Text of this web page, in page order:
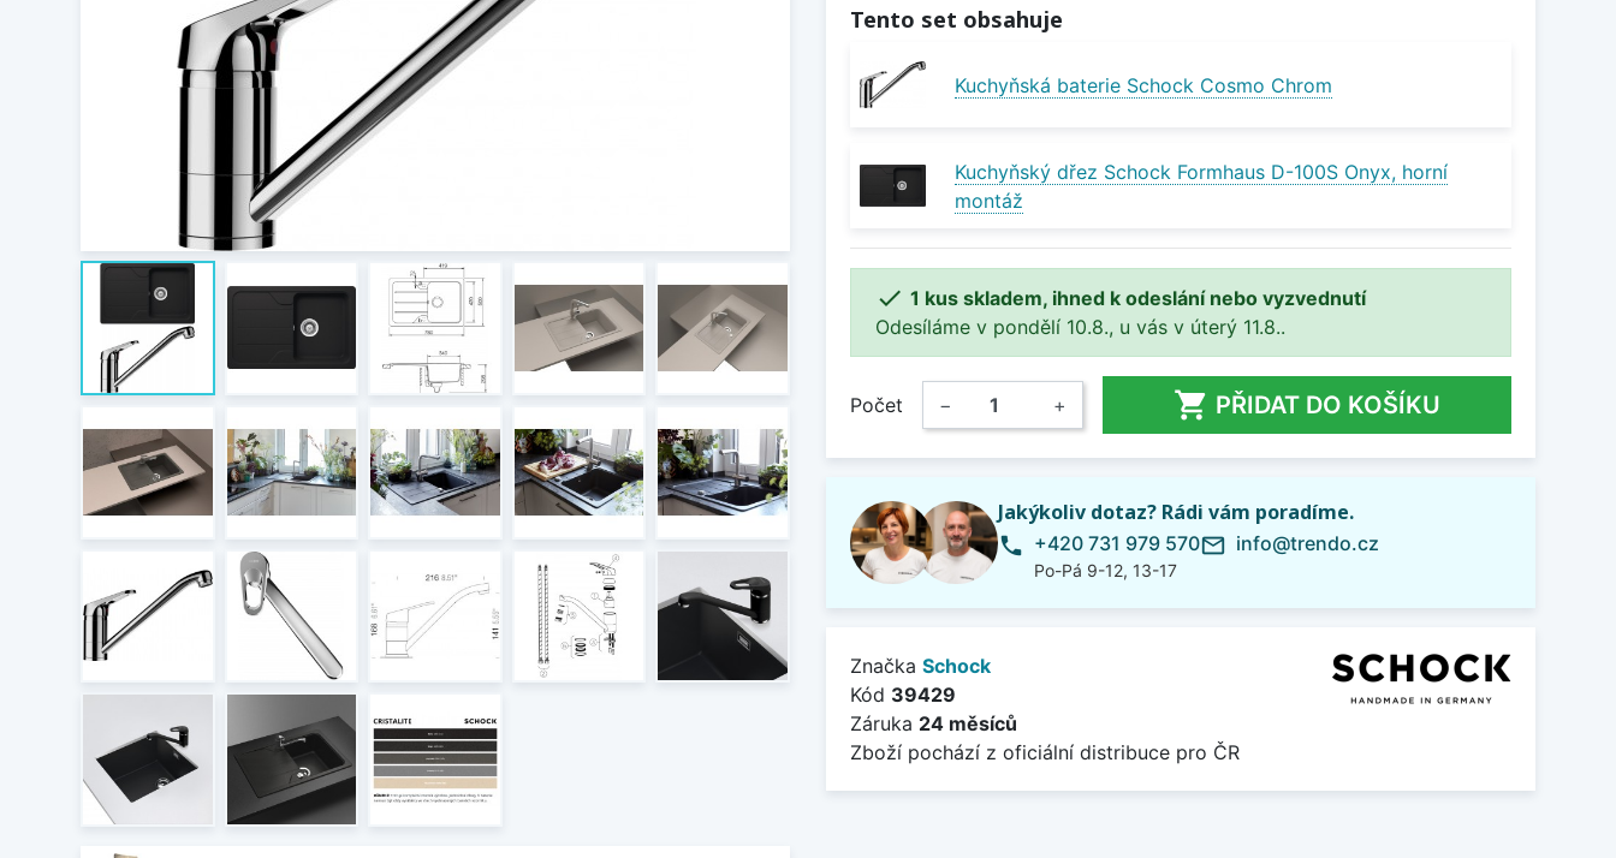
Tento set obsahuje
Kuchyňská baterie Schock Cosmo Chrom
Kuchyňský dřez Schock Formhaus D-100S Onyx, horní
montáž
 1 kus skladem, ihned k odeslání nebo vyzvednutí
Odesíláme v pondělí 10.8., u vás v úterý 11.8..
Počet − +  PŘIDAT DO KOŠÍKU
Jakýkoliv dotaz? Rádi vám poradíme.
phone +420 731 979 570
Po-Pá 9-12, 13-17
mail_outline info@trendo.cz
Značka Schock
Kód 39429
Záruka 24 měsíců
Zboží pochází z oficiální distribuce pro ČR